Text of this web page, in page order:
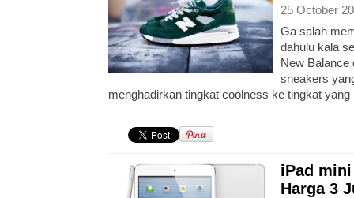
25 October
Ga salah
dahulu kala
New Balance
sneakers
menghadirkan tingkat coolness ke tingkat yang
iPad
Harga 3